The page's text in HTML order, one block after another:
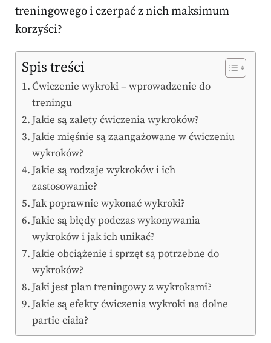
treningowego i czerpać z nich maksimum
korzyści?
Spis treści
Ćwiczenie wykroki – wprowadzenie do
treningu
Jakie są zalety ćwiczenia wykroków?
Jakie mięśnie są zaangażowane w ćwiczeniu
wykroków?
Jakie są rodzaje wykroków i ich
zastosowanie?
Jak poprawnie wykonać wykroki?
Jakie są błędy podczas wykonywania
wykroków i jak ich unikać?
Jakie obciążenie i sprzęt są potrzebne do
wykroków?
Jaki jest plan treningowy z wykrokami?
Jakie są efekty ćwiczenia wykroki na dolne
partie ciała?